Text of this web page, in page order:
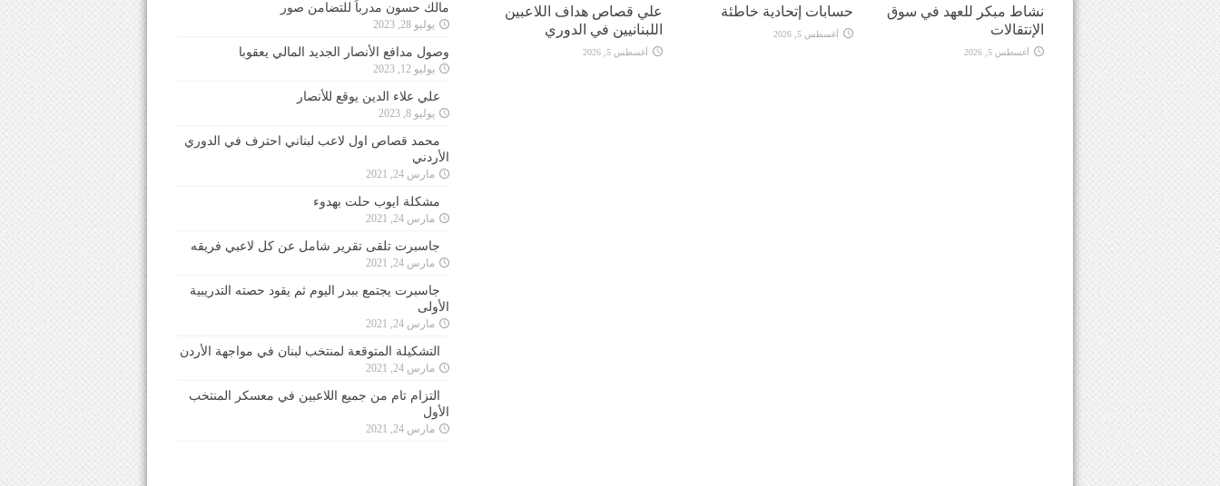
نشاط مبكر للعهد في سوق
الإنتقالات
أغسطس 5, 2026
حسابات إتحادية خاطئة
أغسطس 5, 2026
علي قصاص هداف اللاعبين
اللبنانيين في الدوري
أغسطس 5, 2026
مالك حسون مدرباً للتضامن صور
يوليو 28, 2023
وصول مدافع الأنصار الجديد المالي يعقوبا
يوليو 12, 2023
علي علاء الدين يوقع للأنصار
يوليو 8, 2023
محمد قصاص اول لاعب لبناني احترف في الدوري
الأردني
مارس 24, 2021
مشكلة ايوب حلت بهدوء
مارس 24, 2021
جاسبرت تلقى تقرير شامل عن كل لاعبي فريقه
مارس 24, 2021
جاسبرت يجتمع ببدر اليوم ثم يقود حصته التدريبية
الأولى
مارس 24, 2021
التشكيلة المتوقعة لمنتخب لبنان في مواجهة الأردن
مارس 24, 2021
التزام تام من جميع اللاعبين في معسكر المنتخب
الأول
مارس 24, 2021